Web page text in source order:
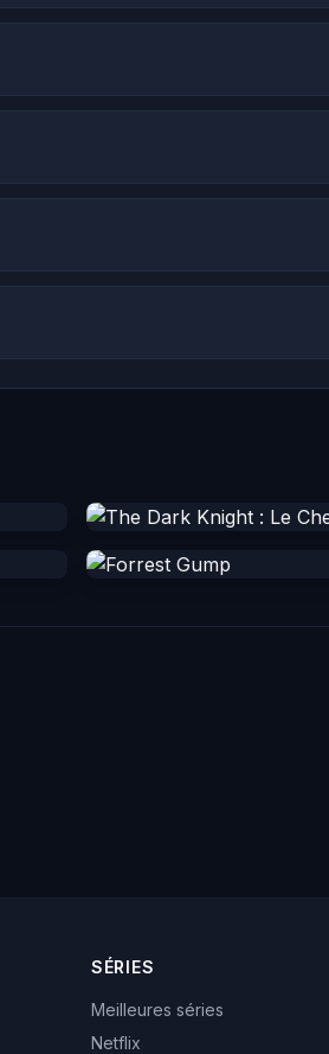
SÉRIES
Meilleures séries
Netflix